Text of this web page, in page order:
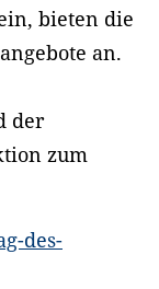
bieten die
an.
der
zum
des-